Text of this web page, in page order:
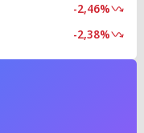
-2,46%
-2,38%